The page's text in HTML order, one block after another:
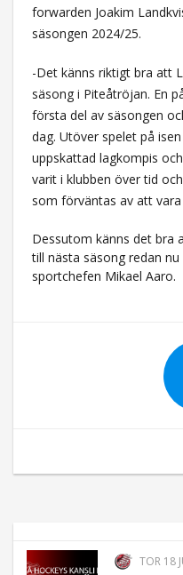
forwarden Joakim
säsongen 2024/25.
-Det känns riktigt bra att
säsong i Piteåtröjan. En
första del av säsongen
dag. Utöver spelet på
uppskattad lagkompis
varit i klubben över tid
som förväntas av att
Dessutom känns det bra
till nästa säsong redan
sportchefen Mikael Aaro.
TOR 18